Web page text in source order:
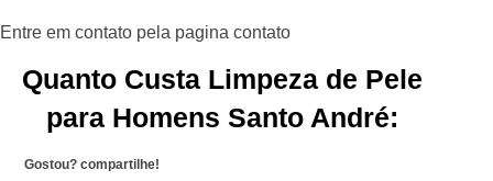
Quanto Custa Limpeza de Pele
para Homens Santo André:
Gostou? compartilhe!